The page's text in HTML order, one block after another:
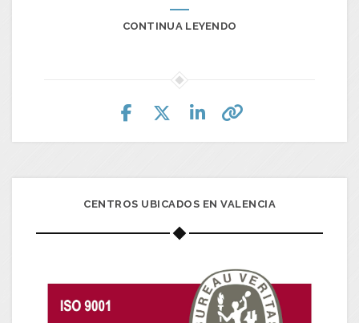
CONTINUA LEYENDO
CENTROS UBICADOS EN VALENCIA